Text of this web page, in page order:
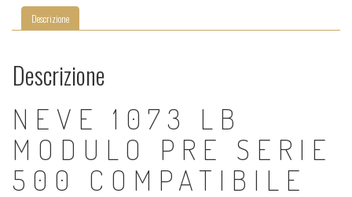
Descrizione
Descrizione
NEVE 1073 LB
MODULO PRE SERIE
500 COMPATIBILE